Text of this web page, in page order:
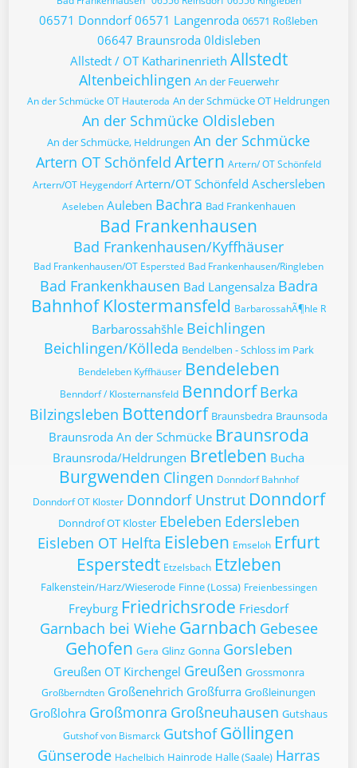
06571 Donndorf 06571 Langenroda 06571 Roßleben
06647 Braunsroda 0ldisleben
Allstedt / OT Katharinenrieth Allstedt
Altenbeichlingen An der Feuerwehr
An der Schmücke OT Hauteroda An der Schmücke OT Heldrungen
An der Schmücke Oldisleben
An der Schmücke, Heldrungen An der Schmücke
Artern OT Schönfeld Artern Artern/ OT Schönfeld
Artern/OT Heygendorf Artern/OT Schönfeld Aschersleben
Aseleben Auleben Bachra Bad Frankenhauen
Bad Frankenhausen
Bad Frankenhausen/Kyffhäuser
Bad Frankenhausen/OT Espersted Bad Frankenhausen/Ringleben
Bad Frankenkhausen Bad Langensalza Badra
Bahnhof Klostermansfeld BarbarossahÃ¶hle R
Barbarossahšhle Beichlingen
Beichlingen/Kölleda Bendelben - Schloss im Park
Bendeleben Kyffhäuser Bendeleben
Benndorf / Klosternansfeld Benndorf Berka
Bilzingsleben Bottendorf Braunsbedra Braunsoda
Braunsroda An der Schmücke Braunsroda
Braunsroda/Heldrungen Bretleben Bucha
Burgwenden Clingen Donndorf Bahnhof
Donndorf OT Kloster Donndorf Unstrut Donndorf
Donndrof OT Kloster Ebeleben Edersleben
Eisleben OT Helfta Eisleben Emseloh Erfurt
Esperstedt Etzelsbach Etzleben
Falkenstein/Harz/Wieserode Finne (Lossa) Freienbessingen
Freyburg Friedrichsrode Friesdorf
Garnbach bei Wiehe Garnbach Gebesee
Gehofen Gera Glinz Gonna Gorsleben
Greußen OT Kirchengel Greußen Grossmonra
Großberndten Großenehrich Großfurra Großleinungen
Großlohra Großmonra Großneuhausen Gutshaus
Gutshof von Bismarck Gutshof Göllingen
Günserode Hachelbich Hainrode Halle (Saale) Harras